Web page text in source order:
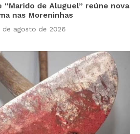
de Aluguel” reúne nova
nas Moreninhas
de agosto de 2026